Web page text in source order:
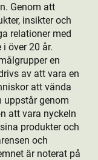
Genom att
insikter och
relationer med
över 20 år.
en
av att vara en
att vända
uppstår genom
att vara nyckeln
produkt­er och
och
är noterat på